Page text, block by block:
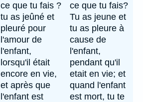
ce que tu fais ?
tu as jeûné et
pleuré pour
l'amour de
l'enfant,
lorsqu'il était
encore en vie,
et après que
l'enfant est
ce que tu fais?
Tu as jeune et
tu as pleure à
cause de
l'enfant,
pendant qu'il
etait en vie; et
quand l'enfant
est mort, tu te